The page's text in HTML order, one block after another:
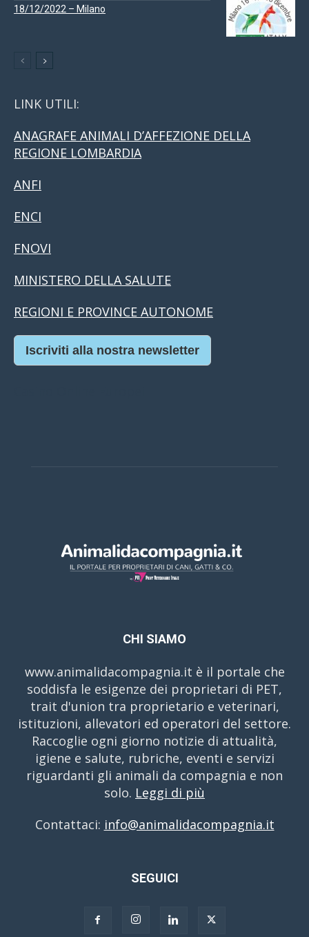
18/12/2022 – Milano
LINK UTILI:
ANAGRAFE ANIMALI D’AFFEZIONE DELLA
REGIONE LOMBARDIA
ANFI
ENCI
FNOVI
MINISTERO DELLA SALUTE
REGIONI E PROVINCE AUTONOME
Iscriviti alla nostra newsletter
CHI SIAMO
www.animalidacompagnia.it è il portale che
soddisfa le esigenze dei proprietari di PET,
trait d'union tra proprietario e veterinari,
istituzioni, allevatori ed operatori del settore.
Raccoglie ogni giorno notizie di attualità,
igiene e salute, rubriche, eventi e servizi
riguardanti gli animali da compagnia e non
solo. Leggi di più
Contattaci: info@animalidacompagnia.it
SEGUICI